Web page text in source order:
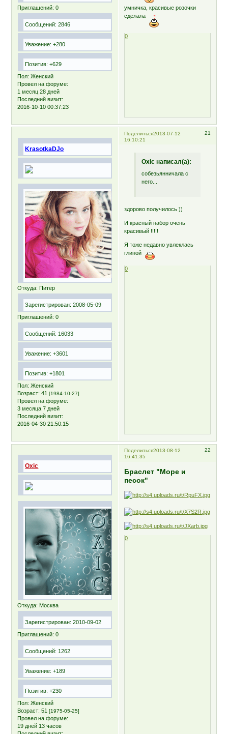
Приглашений: 0
Сообщений: 2846
Уважение: +280
Позитив: +629
Пол: Женский
Провел на форуме:
1 месяц 28 дней
Последний визит:
2016-10-10 00:37:23
умничка, красивые розочки
сделала
0
Поделиться 21
2013-07-12
16:10:21
KrasotkaDJo
Откуда: Питер
Зарегистрирован: 2008-05-09
Приглашений: 0
Сообщений: 16033
Уважение: +3601
Позитив: +1801
Пол: Женский
Возраст: 41[1984-10-27]
Провел на форуме:
3 месяца 7 дней
Последний визит:
2016-04-30 21:50:15
Oxic написал(а):
собезьянничала с
него...
здорово получилось ))
И красный набор очень
красивый !!!!!
Я тоже недавно увлеклась
глиной
0
Поделиться 22
2013-08-12
16:41:35
Oxic
Откуда: Москва
Зарегистрирован: 2010-09-02
Приглашений: 0
Сообщений: 1262
Уважение: +189
Позитив: +230
Пол: Женский
Возраст: 51[1975-05-25]
Провел на форуме:
19 дней 13 часов
Браслет "Море и
песок"
0